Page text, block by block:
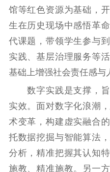
扫
电
电影创作
机
党建要闻
文
紫金人才
数
馆等红色资源为基础，
生在历史现场中感悟革
代课题，带领学生参与
实践、基层治理服务等
基础上增强社会责任感与
数字实践是支撑，旨
实效。面对数字化浪潮
术变革，构建虚实融合
托数据挖掘与智能算法
分析，精准把握其认知
施教、精准施教。另一